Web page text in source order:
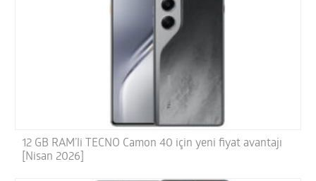
12 GB RAM’li TECNO Camon 40 için yeni fiyat avantajı
[Nisan 2026]